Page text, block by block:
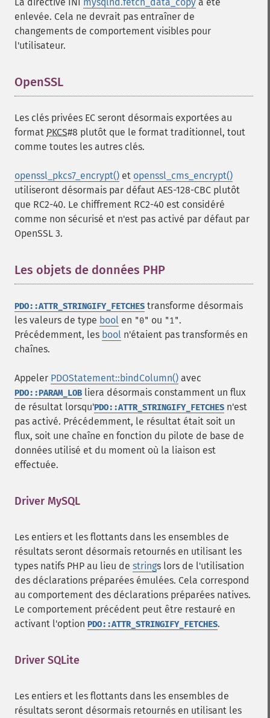
enlevée. Cela ne devrait pas entraîner de
changements de comportement visibles pour
l'utilisateur.
OpenSSL
Les clés privées EC seront désormais exportées au
format PKCS#8 plutôt que le format traditionnel, tout
comme toutes les autres clés.
openssl_pkcs7_encrypt() et openssl_cms_encrypt()
utiliseront désormais par défaut AES-128-CBC plutôt
que RC2-40. Le chiffrement RC2-40 est considéré
comme non sécurisé et n'est pas activé par défaut par
OpenSSL 3.
Les objets de données PHP
PDO::ATTR_STRINGIFY_FETCHES transforme désormais
les valeurs de type bool en "0" ou "1".
Précédemment, les bool n'étaient pas transformés en
chaînes.
Appeler PDOStatement::bindColumn() avec
PDO::PARAM_LOB liera désormais constamment un flux
de résultat lorsqu'PDO::ATTR_STRINGIFY_FETCHES n'est
pas activé. Précédemment, le résultat était soit un
flux, soit une chaîne en fonction du pilote de base de
données utilisé et du moment où la liaison est
effectuée.
Driver MySQL
Les entiers et les flottants dans les ensembles de
résultats seront désormais retournés en utilisant les
types natifs PHP au lieu de strings lors de l'utilisation
des déclarations préparées émulées. Cela correspond
au comportement des déclarations préparées natives.
Le comportement précédent peut être restauré en
activant l'option PDO::ATTR_STRINGIFY_FETCHES.
Driver SQLite
Les entiers et les flottants dans les ensembles de
résultats seront désormais retournés en utilisant les